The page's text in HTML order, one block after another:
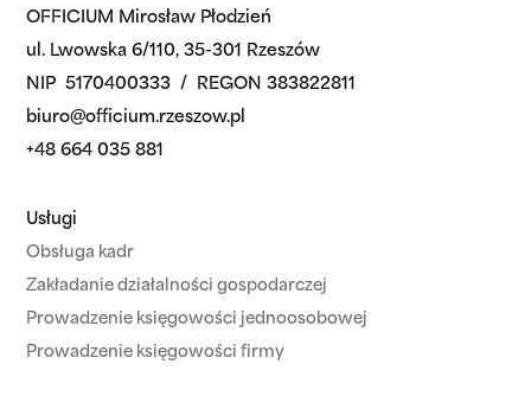
OFFICIUM Mirosław Płodzień
ul. Lwowska 6/110, 35-301 Rzeszów
NIP 5170400333 / REGON 383822811
biuro@officium.rzeszow.pl
+48 664 035 881
Usługi
Obsługa kadr
Zakładanie działalności gospodarczej
Prowadzenie księgowości jednoosobowej
Prowadzenie księgowości firmy